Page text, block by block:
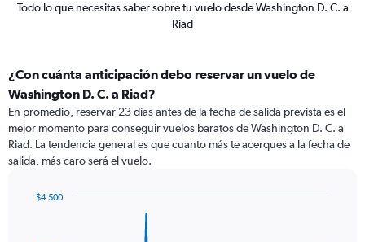
Todo lo que necesitas saber sobre tu vuelo desde Washington D. C. a
Riad
¿Con cuánta anticipación debo reservar un vuelo de
Washington D. C. a Riad?
En promedio, reservar 23 días antes de la fecha de salida prevista es el
mejor momento para conseguir vuelos baratos de Washington D. C. a
Riad. La tendencia general es que cuanto más te acerques a la fecha de
salida, más caro será el vuelo.
$4.500